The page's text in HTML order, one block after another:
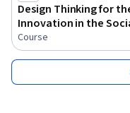
Design Thinking for
Innovation in the
Course